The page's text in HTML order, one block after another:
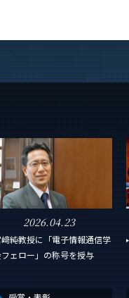
2026.04.23
﨑純教授に「電子情報通信学
ェロー」の称号を授与